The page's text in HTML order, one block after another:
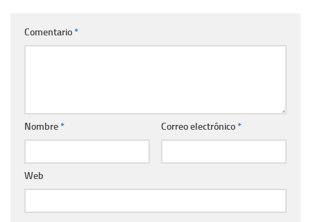
Comentario*
Nombre* Correo electrónico*
Web